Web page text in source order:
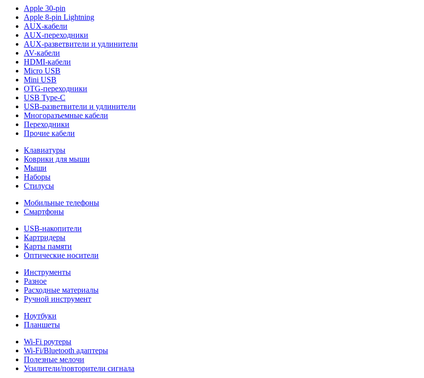
Apple 30-pin
Apple 8-pin Lightning
AUX-кабели
AUX-переходники
AUX-разветвители и удлинители
AV-кабели
HDMI-кабели
Micro USB
Mini USB
OTG-переходники
USB Type-C
USB-разветвители и удлинители
Многоразъемные кабели
Переходники
Прочие кабели
Клавиатуры
Коврики для мыши
Мыши
Наборы
Стилусы
Мобильные телефоны
Смартфоны
USB-накопители
Картридеры
Карты памяти
Оптические носители
Инструменты
Разное
Расходные материалы
Ручной инструмент
Ноутбуки
Планшеты
Wi-Fi роутеры
Wi-Fi/Bluetooth адаптеры
Полезные мелочи
Усилители/повторители сигнала